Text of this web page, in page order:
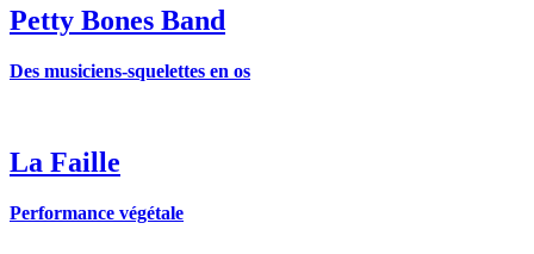
Petty Bones Band
Des musiciens-squelettes en os
La Faille
Performance végétale